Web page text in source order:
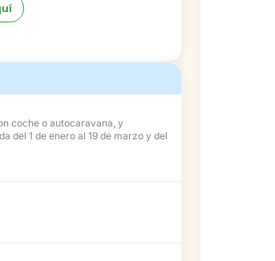
coche o autocaravana, y
del 1 de enero al 19 de marzo y del